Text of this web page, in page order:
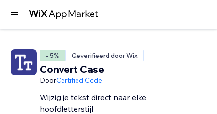
- 5% Geverifieerd door Wix
Convert Case
DoorCertified Code
Wijzig je tekst direct naar elke
hoofdletterstijl